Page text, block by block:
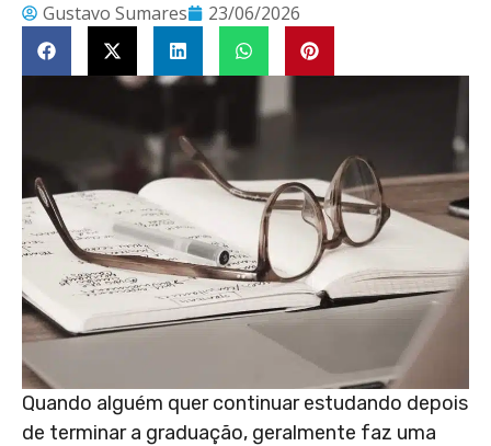
Gustavo Sumares 23/06/2026
Quando alguém quer continuar estudando depois
de terminar a graduação, geralmente faz uma